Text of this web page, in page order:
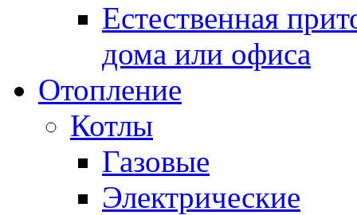
Естественная
дома или офиса
Отопление
Котлы
Газовые
Электрические